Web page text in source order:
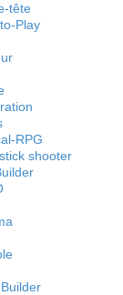
tête
Play
RPG
shooter